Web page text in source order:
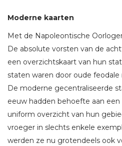
Moderne kaarten
Met de Napoleontische
De absolute vorsten van de
een overzichtskaart van hun
staten waren door oude
De moderne gecentraliseerde
eeuw hadden behoefte aan
uniform overzicht van hun
vroeger in slechts enkele
werden ze nu grotendeels ook